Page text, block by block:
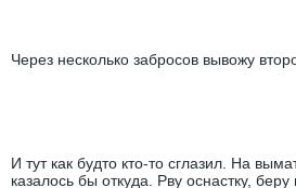
Через несколько забросов вывожу
И тут как будто кто-то сглазил. На
казалось бы откуда. Рву оснастку,